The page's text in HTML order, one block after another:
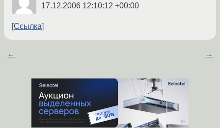
17.12.2006 12:10:12 +00:00
Ссылка
← →